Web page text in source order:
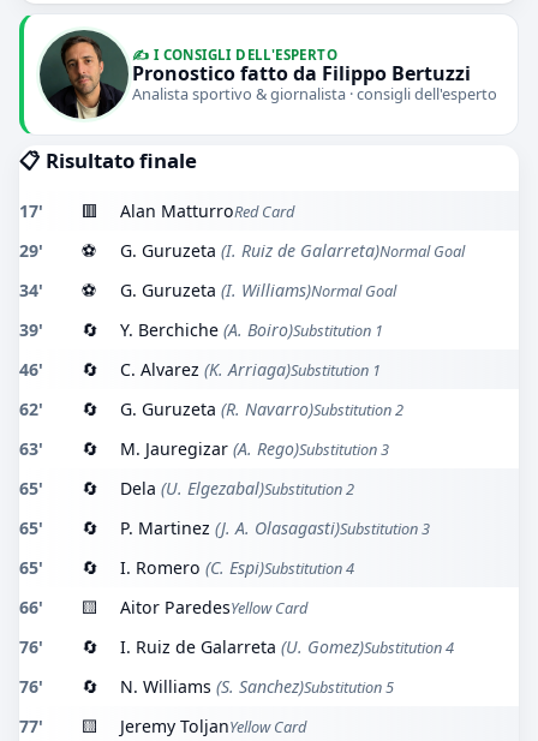
✍️ I CONSIGLI DELL'ESPERTO
Pronostico fatto da Filippo Bertuzzi
Analista sportivo & giornalista · consigli dell'esperto
📋 Risultato finale
17' 🟥 Alan MatturroRed Card
29' ⚽ G. Guruzeta (I. Ruiz de Galarreta)Normal Goal
34' ⚽ G. Guruzeta (I. Williams)Normal Goal
39' 🔄 Y. Berchiche (A. Boiro)Substitution 1
46' 🔄 C. Alvarez (K. Arriaga)Substitution 1
62' 🔄 G. Guruzeta (R. Navarro)Substitution 2
63' 🔄 M. Jauregizar (A. Rego)Substitution 3
65' 🔄 Dela (U. Elgezabal)Substitution 2
65' 🔄 P. Martinez (J. A. Olasagasti)Substitution 3
65' 🔄 I. Romero (C. Espi)Substitution 4
66' 🟨 Aitor ParedesYellow Card
76' 🔄 I. Ruiz de Galarreta (U. Gomez)Substitution 4
76' 🔄 N. Williams (S. Sanchez)Substitution 5
77' 🟨 Jeremy ToljanYellow Card